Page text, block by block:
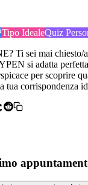
Tipo IdealeQuiz
Ti sei mai chiesto/
si adatta
per scoprire
tua corrispondenza